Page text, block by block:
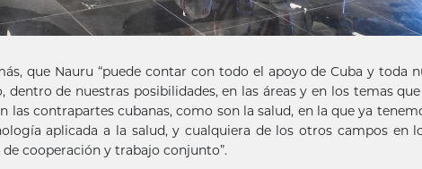
que Nauru “puede contar con todo el apoyo de Cuba y toda
de nuestras posibilidades, en las áreas y en los temas
las contrapartes cubanas, como son la salud, en la que ya
aplicada a la salud, y cualquiera de los otros campos en
cooperación y trabajo conjunto”.